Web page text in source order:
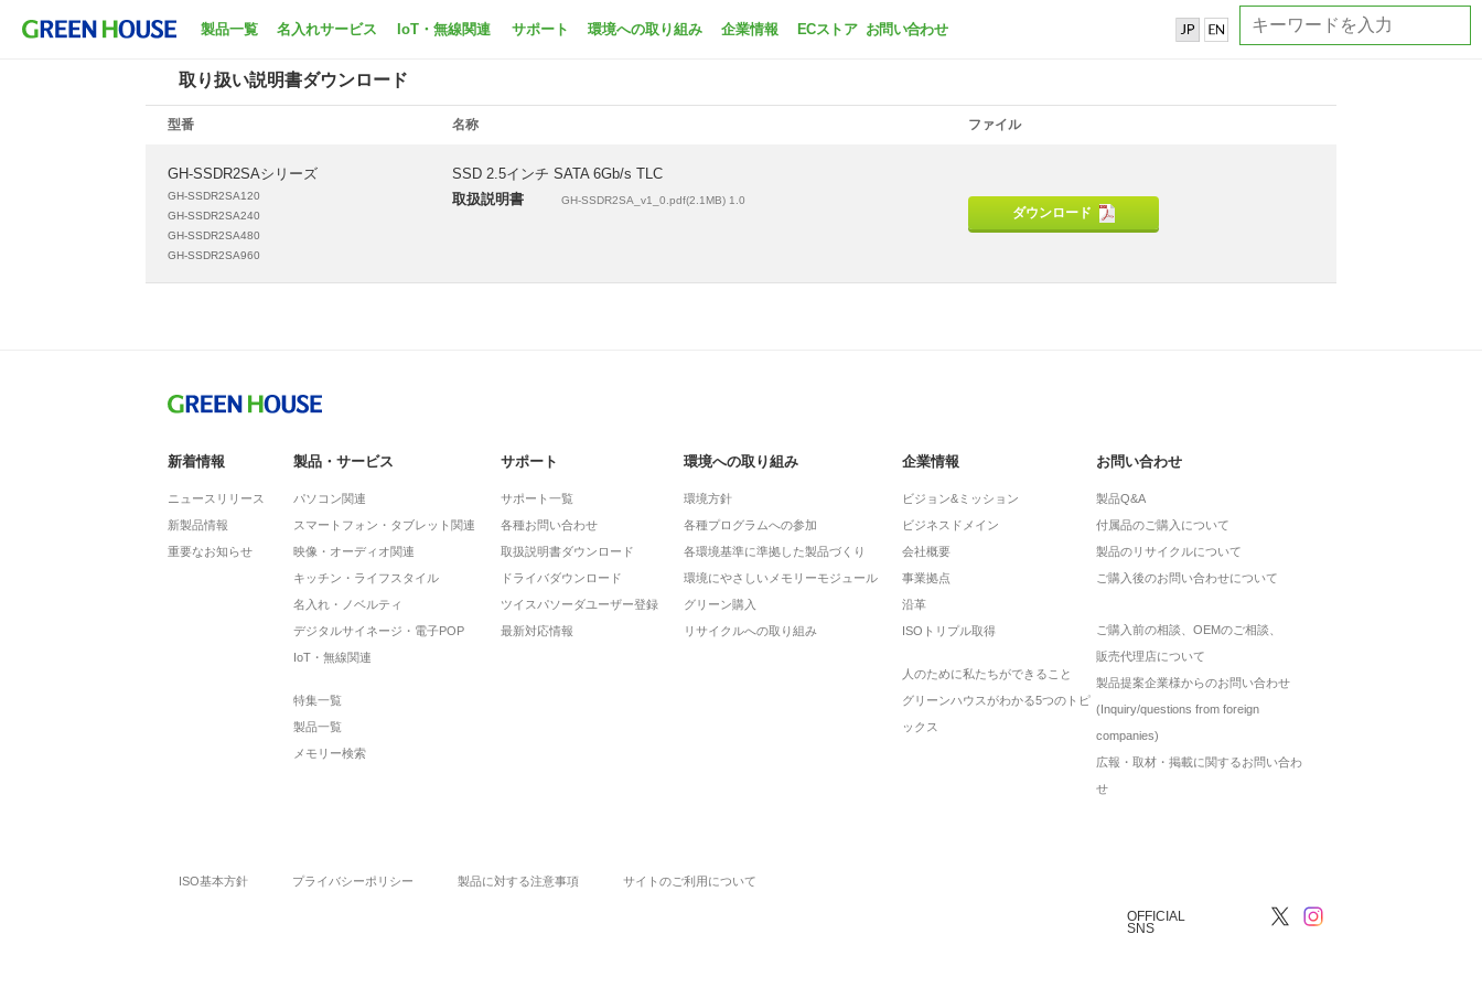
製品一覧 名入れサービス IoT・無線関連 サポート 環境への取り組み 企業情報 ECストア お問い合わせ
ホーム
取り扱い説明書ダウンロード
型番 名称 ファイル
GH-SSDR2SAシリーズ
GH-SSDR2SA120
GH-SSDR2SA240
GH-SSDR2SA480
GH-SSDR2SA960
SSD 2.5インチ SATA 6Gb/s TLC
取扱説明書
GH-SSDR2SA_v1_0.pdf(2.1MB) 1.0
ダウンロード
新着情報
ニュースリリース
新製品情報
重要なお知らせ
製品・サービス
パソコン関連
スマートフォン・タブレット関連
映像・オーディオ関連
キッチン・ライフスタイル
名入れ・ノベルティ
デジタルサイネージ・電子POP
IoT・無線関連
特集一覧
製品一覧
メモリー検索
サポート
サポート一覧
各種お問い合わせ
取扱説明書ダウンロード
ドライバダウンロード
ツイスパソーダユーザー登録
最新対応情報
環境への取り組み
環境方針
各種プログラムへの参加
各環境基準に準拠した製品づくり
環境にやさしいメモリーモジュール
グリーン購入
リサイクルへの取り組み
企業情報
ビジョン&ミッション
ビジネスドメイン
会社概要
事業拠点
沿革
ISOトリプル取得
人のために私たちができること
グリーンハウスがわかる5つのトピ
ックス
お問い合わせ
製品Q&A
付属品のご購入について
製品のリサイクルについて
ご購入後のお問い合わせについて
ご購入前の相談、OEMのご相談、
販売代理店について
製品提案企業様からのお問い合わせ
(Inquiry/questions from foreign
companies)
広報・取材・掲載に関するお問い合わ
せ
ISO基本方針 プライバシーポリシー 製品に対する注意事項 サイトのご利用について
OFFICIAL
SNS